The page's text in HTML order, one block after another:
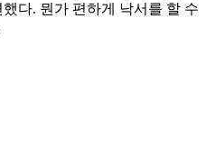
다. 뭔가 편하게 낙서를 할 수